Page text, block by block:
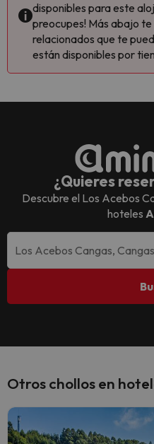
disponibles para este
preocupes! Más abajo
relacionados que te
están disponibles por
¿Quieres
Descubre el Los Acebos
hoteles
Otros chollos en